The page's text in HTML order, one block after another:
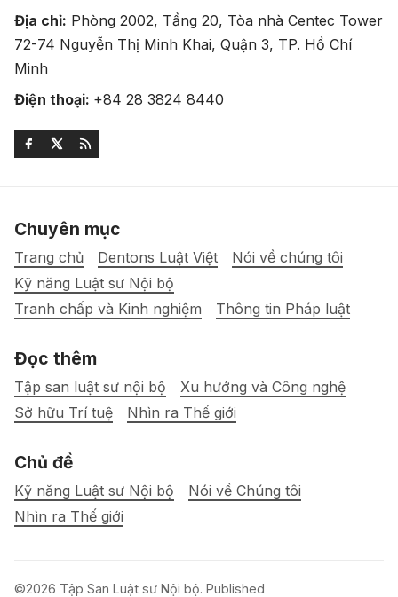
Địa chỉ: Phòng 2002, Tầng 20, Tòa nhà Centec Tower
72-74 Nguyễn Thị Minh Khai, Quận 3, TP. Hồ Chí
Minh
Điện thoại: +84 28 3824 8440
Chuyên mục
Trang chủ Dentons Luật Việt
Nói về chúng tôi
Kỹ năng Luật sư Nội bộ
Tranh chấp và Kinh nghiệm
Thông tin Pháp luật
Đọc thêm
Tập san luật sư nội bộ
Xu hướng và Công nghệ
Sở hữu Trí tuệ
Nhìn ra Thế giới
Chủ đề
Kỹ năng Luật sư Nội bộ
Nói về Chúng tôi
Nhìn ra Thế giới
©2026 Tập San Luật sư Nội bộ. Published